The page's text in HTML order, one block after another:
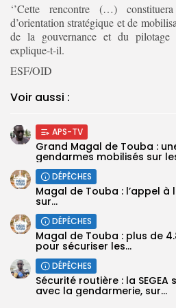
‘’Cette rencontre (…)
d’orientation stratégique et de
de la gouvernance et du pilotage
explique-t-il.
ESF/OID
Voir aussi :
APS-TV
Grand Magal de Touba :
gendarmes mobilisés sur
DÉPÊCHES
Magal de Touba : l’appel
sur...
DÉPÊCHES
Magal de Touba : plus de
pour sécuriser les...
DÉPÊCHES
Sécurité routière : la
avec la gendarmerie, sur...